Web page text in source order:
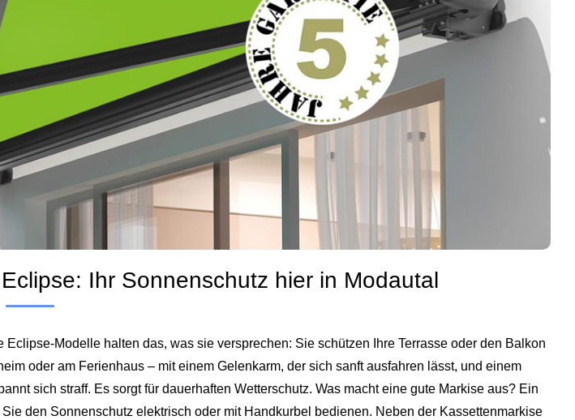
Ihr Sonnenschutz hier in Modautal
Modelle halten das, was sie versprechen: Sie schützen Ihre Terrasse oder den Balkon
oder am Ferienhaus – mit einem Gelenkarm, der sich sanft ausfahren lässt, und einem
sich straff. Es sorgt für dauerhaften Wetterschutz. Was macht eine gute Markise aus? Ein
den Sonnenschutz elektrisch oder mit Handkurbel bedienen. Neben der Kassettenmarkise